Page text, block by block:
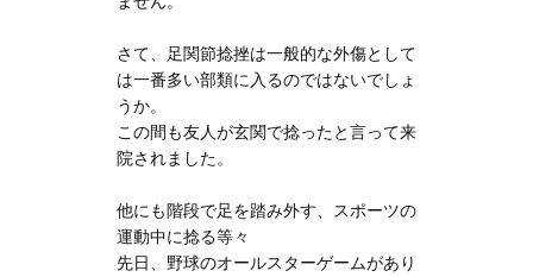
さて、足関節捻挫は一般的な外傷として
は一番多い部類に入るのではないでしょ
うか。
この間も友人が玄関で捻ったと言って来
院されました。
他にも階段で足を踏み外す、スポーツの
運動中に捻る等々
先日、野球のオールスターゲームがあり